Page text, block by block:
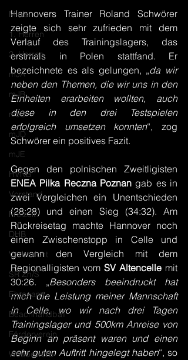
Minis
1. Herren
2. Herren
mJA
mJB
mJC
mJD
mJE
HVNB
Vorstand
Freizeit
DHB
Vorbericht
SR Zn/S
Ehrenamt
Beachhandball
Förderverein
Wettbewerb
Hannovers Trainer Roland Schwörer
zeigte sich sehr zufrieden mit dem
Verlauf des Trainingslagers, das
erstmals in Polen stattfand. Er
bezeichnete es als gelungen, „da wir
neben den Themen, die wir uns in den
Einheiten erarbeiten wollten, auch
diese in den drei Testspielen
erfolgreich umsetzen konnten“, zog
Schwörer ein positives Fazit.
ENEA Pilka Reczna Poznan gab es in
zwei Vergleichen ein Unentschieden
(28:28) und einen Sieg (34:32). Am
Rückreisetag machte Hannover noch
einen Zwischenstopp in Celle und
gewann den Vergleich mit dem
Regionalligisten vom SV Altencelle mit
30:26. „Besonders beeindruckt hat
mich die Leistung meiner Mannschaft
in Celle, wo wir nach drei Tagen
Trainingslager und 500km Anreise von
Beginn an präsent waren und einen
sehr guten Auftritt hingelegt haben“, so